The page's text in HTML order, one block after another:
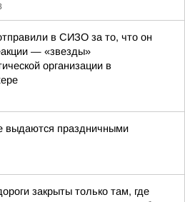
в СИЗО за то, что он
— «звезды»
организации в
выдаются праздничными
закрыты только там, где